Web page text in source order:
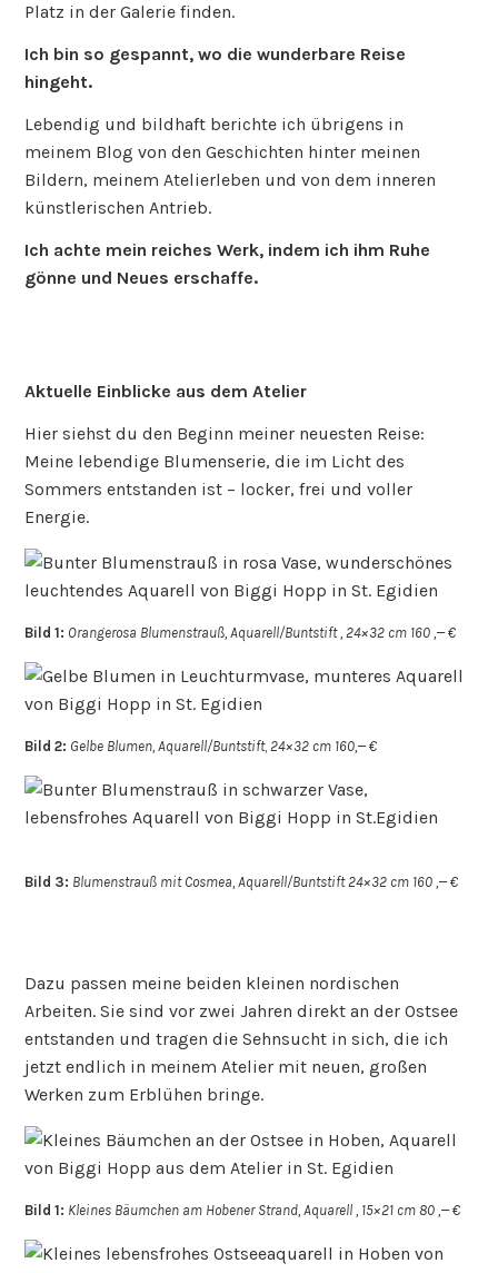
Platz in der Galerie finden.
Ich bin so gespannt, wo die wunderbare Reise
hingeht.
Lebendig und bildhaft berichte ich übrigens in
meinem Blog von den Geschichten hinter meinen
Bildern, meinem Atelierleben und von dem inneren
künstlerischen Antrieb.
Ich achte mein reiches Werk, indem ich ihm Ruhe
gönne und Neues erschaffe.
Aktuelle Einblicke aus dem Atelier
Hier siehst du den Beginn meiner neuesten Reise:
Meine lebendige Blumenserie, die im Licht des
Sommers entstanden ist – locker, frei und voller
Energie.
Bild 1: Orangerosa Blumenstrauß, Aquarell/Buntstift , 24×32 cm 160 ,— €
Bild 2: Gelbe Blumen, Aquarell/Buntstift, 24×32 cm 160,— €
Bild 3: Blumenstrauß mit Cosmea, Aquarell/Buntstift 24×32 cm 160 ,— €
Dazu passen meine beiden kleinen nordischen
Arbeiten. Sie sind vor zwei Jahren direkt an der Ostsee
entstanden und tragen die Sehnsucht in sich, die ich
jetzt endlich in meinem Atelier mit neuen, großen
Werken zum Erblühen bringe.
Bild 1: Kleines Bäumchen am Hobener Strand, Aquarell , 15×21 cm 80 ,— €